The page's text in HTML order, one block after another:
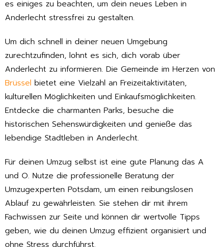
es einiges zu beachten, um dein neues Leben in
Anderlecht stressfrei zu gestalten.
Um dich schnell in deiner neuen Umgebung
zurechtzufinden, lohnt es sich, dich vorab über
Anderlecht zu informieren. Die Gemeinde im Herzen von
Brüssel bietet eine Vielzahl an Freizeitaktivitäten,
kulturellen Möglichkeiten und Einkaufsmöglichkeiten.
Entdecke die charmanten Parks, besuche die
historischen Sehenswürdigkeiten und genieße das
lebendige Stadtleben in Anderlecht.
Für deinen Umzug selbst ist eine gute Planung das A
und O. Nutze die professionelle Beratung der
Umzugexperten Potsdam, um einen reibungslosen
Ablauf zu gewährleisten. Sie stehen dir mit ihrem
Fachwissen zur Seite und können dir wertvolle Tipps
geben, wie du deinen Umzug effizient organisiert und
ohne Stress durchführst.